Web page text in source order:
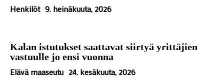
Henkilöt 9. heinäkuuta, 2026
Kalan istutukset saattavat siirtyä yrittäjien
vastuulle jo ensi vuonna
Elävä maaseutu 24. kesäkuuta, 2026